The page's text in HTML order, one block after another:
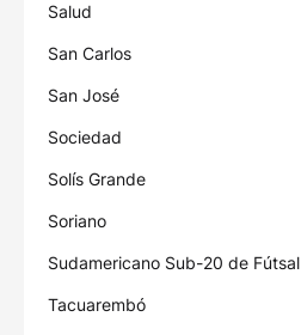
Salud
San Carlos
San José
Sociedad
Solís Grande
Soriano
Sudamericano Sub-20 de Fútsal
Tacuarembó